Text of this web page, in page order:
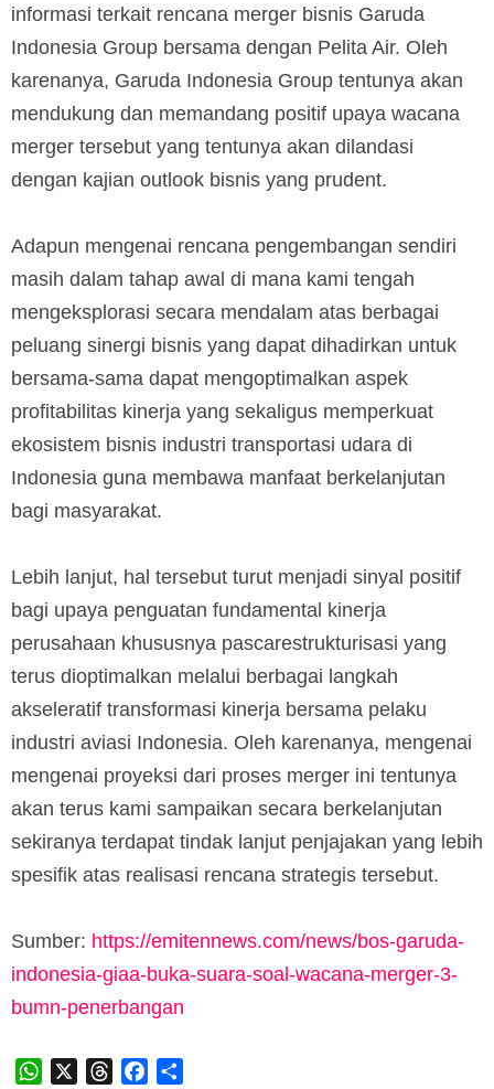
informasi terkait rencana merger bisnis Garuda
Indonesia Group bersama dengan Pelita Air. Oleh
karenanya, Garuda Indonesia Group tentunya akan
mendukung dan memandang positif upaya wacana
merger tersebut yang tentunya akan dilandasi
dengan kajian outlook bisnis yang prudent.
Adapun mengenai rencana pengembangan sendiri
masih dalam tahap awal di mana kami tengah
mengeksplorasi secara mendalam atas berbagai
peluang sinergi bisnis yang dapat dihadirkan untuk
bersama-sama dapat mengoptimalkan aspek
profitabilitas kinerja yang sekaligus memperkuat
ekosistem bisnis industri transportasi udara di
Indonesia guna membawa manfaat berkelanjutan
bagi masyarakat.
Lebih lanjut, hal tersebut turut menjadi sinyal positif
bagi upaya penguatan fundamental kinerja
perusahaan khususnya pascarestrukturisasi yang
terus dioptimalkan melalui berbagai langkah
akseleratif transformasi kinerja bersama pelaku
industri aviasi Indonesia. Oleh karenanya, mengenai
mengenai proyeksi dari proses merger ini tentunya
akan terus kami sampaikan secara berkelanjutan
sekiranya terdapat tindak lanjut penjajakan yang lebih
spesifik atas realisasi rencana strategis tersebut.
Sumber: https://emitennews.com/news/bos-garuda-
indonesia-giaa-buka-suara-soal-wacana-merger-3-
bumn-penerbangan
WhatsApp ThreadsFacebook